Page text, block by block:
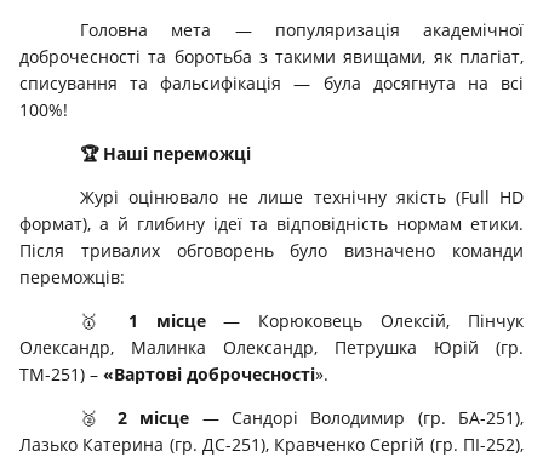
Головна мета — популяризація академічної
доброчесності та боротьба з такими явищами, як плагіат,
списування та фальсифікація — була досягнута на всі
100%!
🏆Наші переможці
Журі оцінювало не лише технічну якість (Full HD
формат), а й глибину ідеї та відповідність нормам етики.
Після тривалих обговорень було визначено команди
переможців:
🥇 1 місце— Корюковець Олексій, Пінчук
Олександр, Малинка Олександр, Петрушка Юрій (гр.
ТМ-251) – «Вартові доброчесності».
🥈 2 місце — Сандорі Володимир (гр. БА-251),
Лазько Катерина (гр. ДС-251), Кравченко Сергій (гр. ПІ-252),